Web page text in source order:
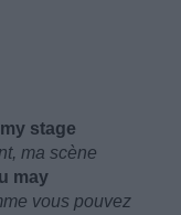
stage
ma scène
may
vous pouvez